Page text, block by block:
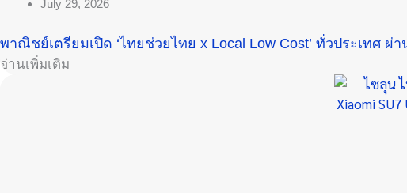
July 29, 2026
พาณิชย์เตรียมเปิด ‘ไทยช่วยไทย x Local Low Cost’ ทั่วประเทศ
อ่านเพิ่มเติม